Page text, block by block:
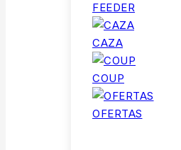
FEEDER
CAZA
COUP
OFERTAS